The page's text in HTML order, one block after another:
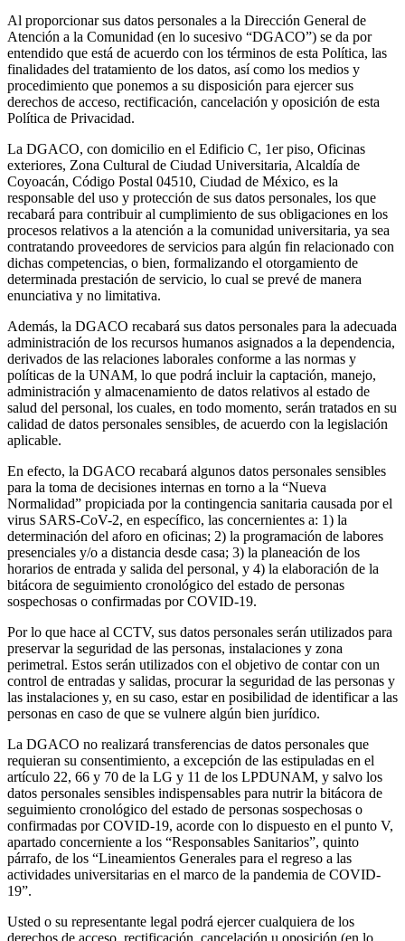
Al proporcionar sus datos personales a la Dirección General de
Atención a la Comunidad (en lo sucesivo “DGACO”) se da por
entendido que está de acuerdo con los términos de esta Política, las
finalidades del tratamiento de los datos, así como los medios y
procedimiento que ponemos a su disposición para ejercer sus
derechos de acceso, rectificación, cancelación y oposición de esta
Política de Privacidad.
La DGACO, con domicilio en el Edificio C, 1er piso, Oficinas
exteriores, Zona Cultural de Ciudad Universitaria, Alcaldía de
Coyoacán, Código Postal 04510, Ciudad de México, es la
responsable del uso y protección de sus datos personales, los que
recabará para contribuir al cumplimiento de sus obligaciones en los
procesos relativos a la atención a la comunidad universitaria, ya sea
contratando proveedores de servicios para algún fin relacionado con
dichas competencias, o bien, formalizando el otorgamiento de
determinada prestación de servicio, lo cual se prevé de manera
enunciativa y no limitativa.
Además, la DGACO recabará sus datos personales para la adecuada
administración de los recursos humanos asignados a la dependencia,
derivados de las relaciones laborales conforme a las normas y
políticas de la UNAM, lo que podrá incluir la captación, manejo,
administración y almacenamiento de datos relativos al estado de
salud del personal, los cuales, en todo momento, serán tratados en su
calidad de datos personales sensibles, de acuerdo con la legislación
aplicable.
En efecto, la DGACO recabará algunos datos personales sensibles
para la toma de decisiones internas en torno a la “Nueva
Normalidad” propiciada por la contingencia sanitaria causada por el
virus SARS-CoV-2, en específico, las concernientes a: 1) la
determinación del aforo en oficinas; 2) la programación de labores
presenciales y/o a distancia desde casa; 3) la planeación de los
horarios de entrada y salida del personal, y 4) la elaboración de la
bitácora de seguimiento cronológico del estado de personas
sospechosas o confirmadas por COVID-19.
Por lo que hace al CCTV, sus datos personales serán utilizados para
preservar la seguridad de las personas, instalaciones y zona
perimetral. Estos serán utilizados con el objetivo de contar con un
control de entradas y salidas, procurar la seguridad de las personas y
las instalaciones y, en su caso, estar en posibilidad de identificar a las
personas en caso de que se vulnere algún bien jurídico.
La DGACO no realizará transferencias de datos personales que
requieran su consentimiento, a excepción de las estipuladas en el
artículo 22, 66 y 70 de la LG y 11 de los LPDUNAM, y salvo los
datos personales sensibles indispensables para nutrir la bitácora de
seguimiento cronológico del estado de personas sospechosas o
confirmadas por COVID-19, acorde con lo dispuesto en el punto V,
apartado concerniente a los “Responsables Sanitarios”, quinto
párrafo, de los “Lineamientos Generales para el regreso a las
actividades universitarias en el marco de la pandemia de COVID-
19”.
Usted o su representante legal podrá ejercer cualquiera de los